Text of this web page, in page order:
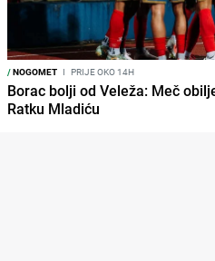
/NOGOMET I PRIJE OKO 14H
Borac bolji od Veleža: Meč
Ratku Mladiću